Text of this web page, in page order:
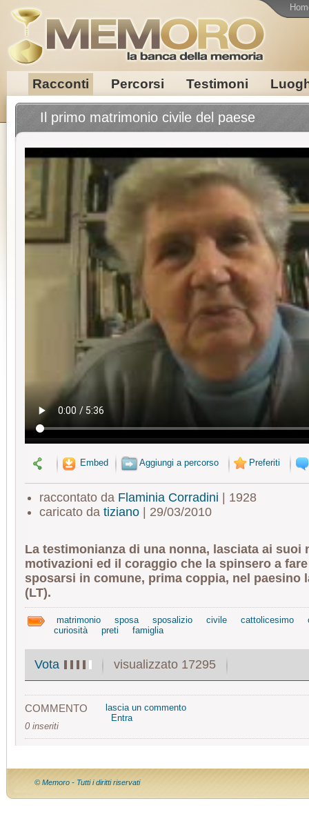
Racconti Percorsi Testimoni
Il primo matrimonio civile del paese
Embed Aggiungi a percorso Preferiti
raccontato da Flaminia Corradini | 1928
caricato da tiziano| 29/03/2010
La testimonianza di una nonna, lasciata ai suoi
motivazioni ed il coraggio che la spinsero a
sposarsi in comune, prima coppia, nel paesino
(LT).
matrimonio sposa sposalizio civile cattolicesimo
curiosità
preti famiglia
Vota visualizzato 17295
COMMENTO
0 inseriti
lascia un commento
Entra
© Memoro - Tutti i diritti riservati